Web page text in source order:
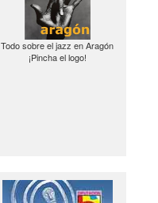
Todo sobre el jazz en Aragón
¡Pincha el logo!